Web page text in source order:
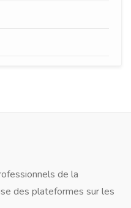
de la
des plateformes sur les